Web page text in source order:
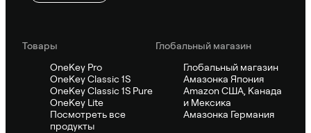
Товары
OneKey Pro
OneKey Classic 1S
OneKey Classic 1S Pure
OneKey Lite
Посмотреть все
продукты
Глобальный магазин
Глобальный магазин
Амазонка Япония
Amazon США, Канада
и Мексика
Амазонка Германия